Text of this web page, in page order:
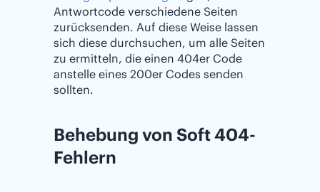
Antwortcode verschiedene Seiten
zurücksenden. Auf diese Weise lassen
sich diese durchsuchen, um alle Seiten
zu ermitteln, die einen 404er Code
anstelle eines 200er Codes senden
sollten.
Behebung von Soft 404-
Fehlern